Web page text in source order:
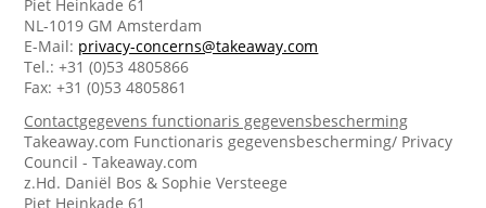
Piet Heinkade 61
NL-1019 GM Amsterdam
E-Mail: privacy-concerns@takeaway.com
Tel.: +31 (0)53 4805866
Fax: +31 (0)53 4805861
Contactgegevens functionaris gegevensbescherming
Takeaway.com Functionaris gegevensbescherming/ Privacy
Council - Takeaway.com
z.Hd. Daniël Bos & Sophie Versteege
Piet Heinkade 61